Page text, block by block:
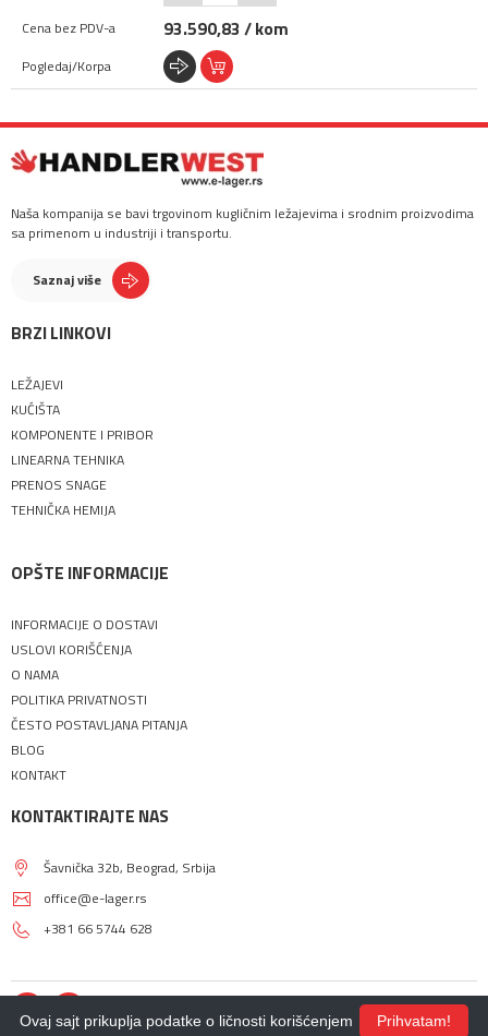
93.590,83 / kom
Naša kompanija se bavi trgovinom kugličnim ležajevima i srodnim proizvodima
sa primenom u industriji i transportu.
Saznaj više
BRZI LINKOVI
LEŽAJEVI
KUĆIŠTA
KOMPONENTE I PRIBOR
LINEARNA TEHNIKA
PRENOS SNAGE
TEHNIČKA HEMIJA
OPŠTE INFORMACIJE
INFORMACIJE O DOSTAVI
USLOVI KORIŠĆENJA
O NAMA
POLITIKA PRIVATNOSTI
ČESTO POSTAVLJANA PITANJA
BLOG
KONTAKT
KONTAKTIRAJTE NAS
Šavnička 32b, Beograd, Srbija
office@e-lager.rs
+381 66 5744 628
Prihvatam!
Ovaj sajt prikuplja podatke o ličnosti korišćenjem